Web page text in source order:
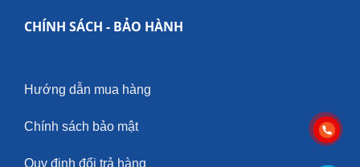
CHÍNH SÁCH - BẢO HÀNH
Hướng dẫn mua hàng
Chính sách bảo mật
Quy định đổi trả hàng